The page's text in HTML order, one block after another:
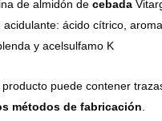
de almidón de cebada
ácido cítrico,
y acelsulfamo K
producto puede contener
métodos de fabricación